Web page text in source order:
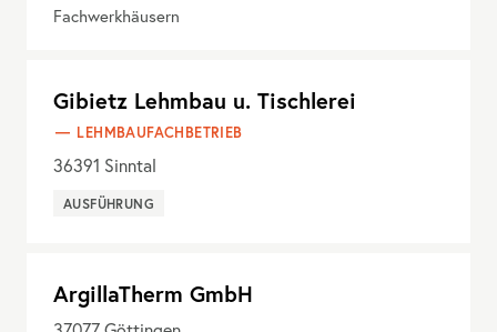
Fachwerkhäusern
Gibietz Lehmbau u. Tischlerei
LEHMBAUFACHBETRIEB
36391 Sinntal
AUSFÜHRUNG
ArgillaTherm GmbH